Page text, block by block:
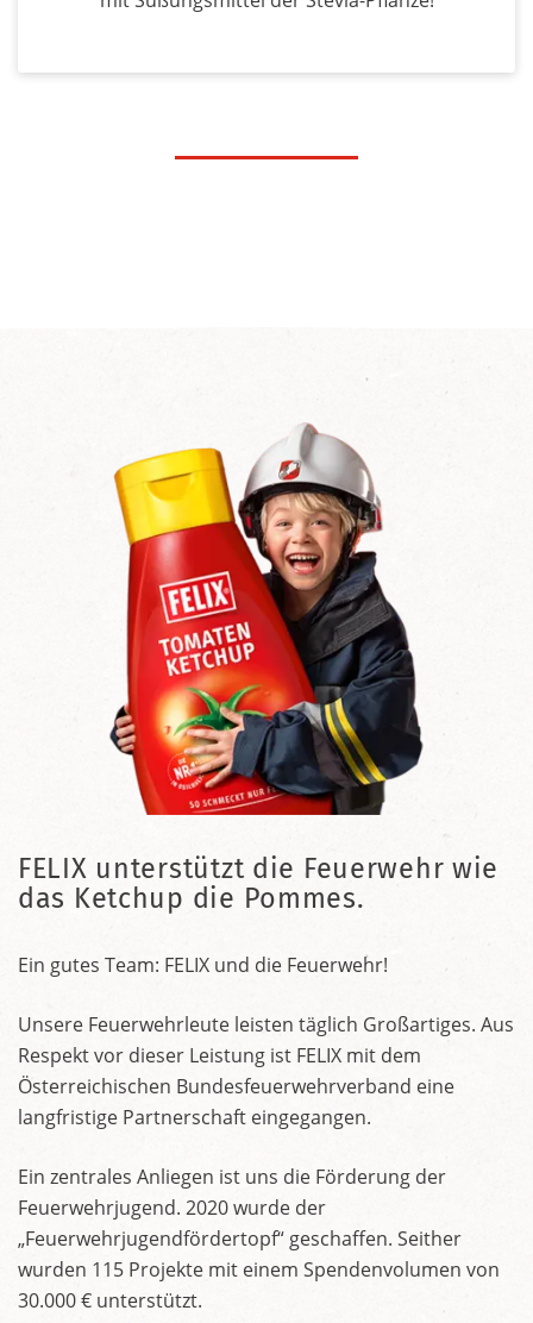
FELIX unterstützt die Feuerwehr wie
das Ketchup die Pommes.
Ein gutes Team: FELIX und die Feuerwehr!
Unsere Feuerwehrleute leisten täglich Großartiges. Aus
Respekt vor dieser Leistung ist FELIX mit dem
Österreichischen Bundesfeuerwehrverband eine
langfristige Partnerschaft eingegangen.
Ein zentrales Anliegen ist uns die Förderung der
Feuerwehrjugend. 2020 wurde der
„Feuerwehrjugendfördertopf“ geschaffen. Seither
wurden 115 Projekte mit einem Spendenvolumen von
30.000 € unterstützt.